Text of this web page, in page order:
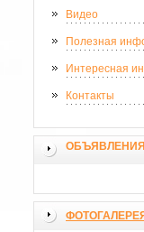
Видео
Полезная
Интересная
Контакты
ОБЪЯВЛЕНИЯ
ФОТОГАЛЕРЕЯ